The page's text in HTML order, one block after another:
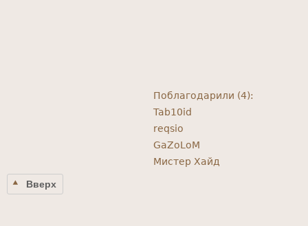
Поблагодарили (4):
Tab10id
reqsio
GaZoLoM
Мистер Хайд
Вверх